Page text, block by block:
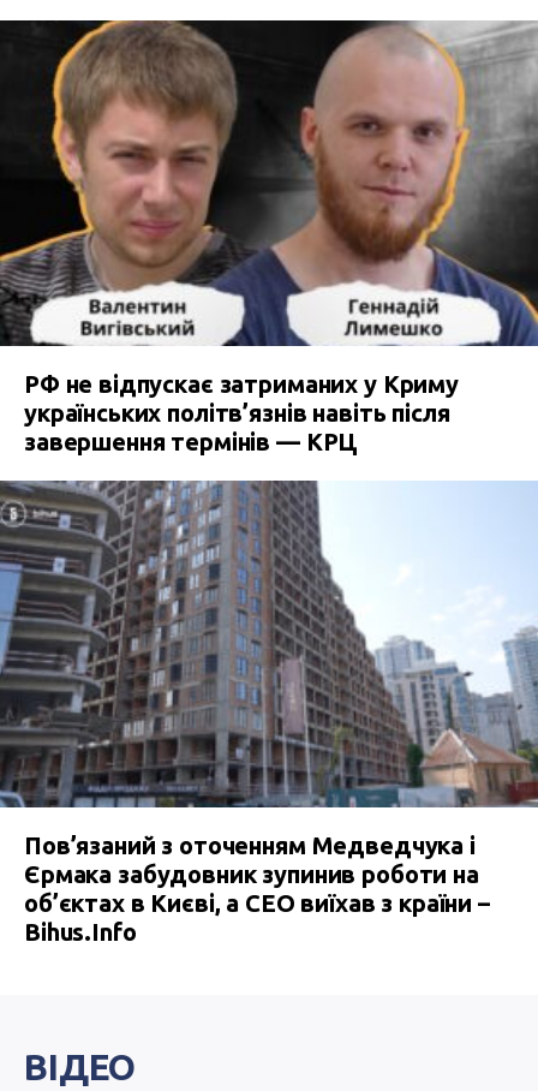
РФ не відпускає затриманих у Криму
українських політв’язнів навіть після
завершення термінів — КРЦ
Пов’язаний з оточенням Медведчука і
Єрмака забудовник зупинив роботи на
об’єктах в Києві, а СЕО виїхав з країни –
Bihus.Info
ВІДЕО